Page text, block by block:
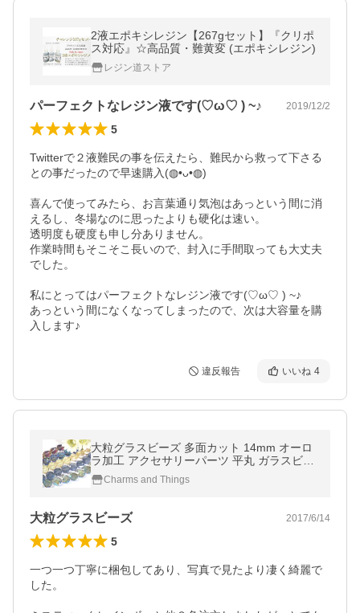
2液エポキシレジン【267gセット】『クリポ
ス対応』☆高品質・難黄変 (エポキシレジン)
レジン道ストア
パーフェクトなレジン液です(♡ω♡ ) ~♪ 2019/12/2
5
Twitterで２液難民の事を伝えたら、難民から救って下さる
との事だったので早速購入(◍•ᴗ•◍)
喜んで使ってみたら、お言葉通り気泡はあっという間に消
えるし、冬場なのに思ったよりも硬化は速い。
透明度も硬度も申し分ありません。
作業時間もそこそこ長いので、封入に手間取っても大丈夫
でした。
私にとってはパーフェクトなレジン液です(♡ω♡ ) ~♪
あっという間になくなってしまったので、次は大容量を購
入します♪
違反報告 いいね 4
大粒グラスビーズ 多面カット 14mm オーロ
ラ加工 アクセサリーパーツ 平丸 ガラスビー
ズ 硝子 素材 ハンドメイド
Charms and Things
大粒グラスビーズ 2017/6/14
5
一つ一つ丁寧に梱包してあり、写真で見たより凄く綺麗で
した。